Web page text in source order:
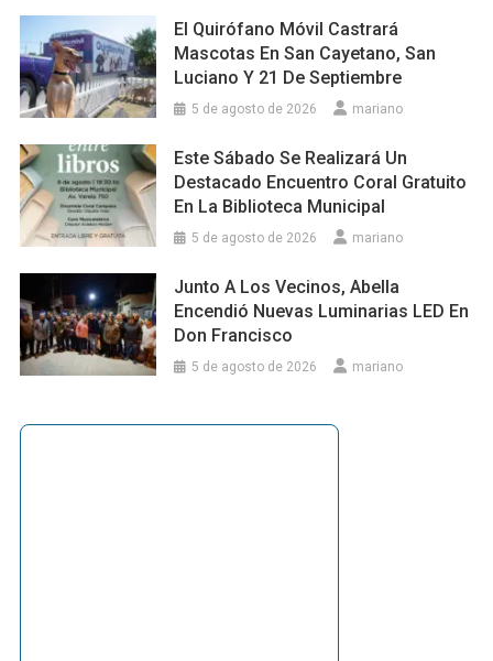
El Quirófano Móvil Castrará
Mascotas En San Cayetano, San
Luciano Y 21 De Septiembre
5 de agosto de 2026 mariano
Este Sábado Se Realizará Un
Destacado Encuentro Coral Gratuito
En La Biblioteca Municipal
5 de agosto de 2026 mariano
Junto A Los Vecinos, Abella
Encendió Nuevas Luminarias LED En
Don Francisco
5 de agosto de 2026 mariano